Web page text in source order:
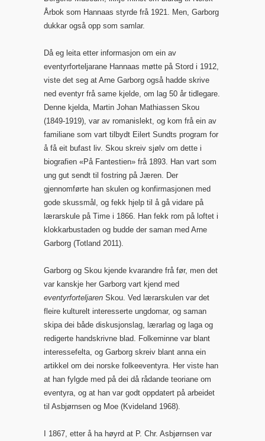
Årbok som Hannaas styrde frå 1921. Men, Garborg
dukkar også opp som samlar.
Då eg leita etter informasjon om ein av
eventyrforteljarane Hannaas møtte på Stord i 1912,
viste det seg at Arne Garborg også hadde skrive
ned eventyr frå same kjelde, om lag 50 år tidlegare.
Denne kjelda, Martin Johan Mathiassen Skou
(1849-1919), var av romanislekt, og kom frå ein av
familiane som vart tilbydt Eilert Sundts program for
å få eit bufast liv. Skou skreiv sjølv om dette i
biografien «På Fantestien» frå 1893. Han vart som
ung gut sendt til fostring på Jæren. Der
gjennomførte han skulen og konfirmasjonen med
gode skussmål, og fekk hjelp til å gå vidare på
lærarskule på Time i 1866. Han fekk rom på loftet i
klokkarbustaden og budde der saman med Arne
Garborg (Totland 2011).
Garborg og Skou kjende kvarandre frå før, men det
var kanskje her Garborg vart kjend med
eventyrforteljaren Skou. Ved lærarskulen var det
fleire kulturelt interesserte ungdomar, og saman
skipa dei både diskusjonslag, lærarlag og laga og
redigerte handskrivne blad. Folkeminne var blant
interessefelta, og Garborg skreiv blant anna ein
artikkel om dei norske folkeeventyra. Her viste han
at han fylgde med på dei då rådande teoriane om
eventyra, og at han var godt oppdatert på arbeidet
til Asbjørnsen og Moe (Kvideland 1968).
I 1867, etter å ha høyrd at P. Chr. Asbjørnsen var